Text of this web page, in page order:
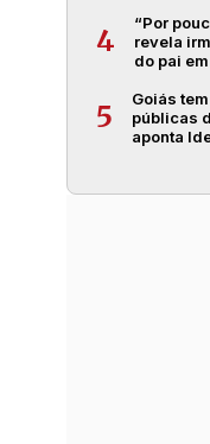
4
“Por
revela
do pai
5
Goiás
públicas
aponta